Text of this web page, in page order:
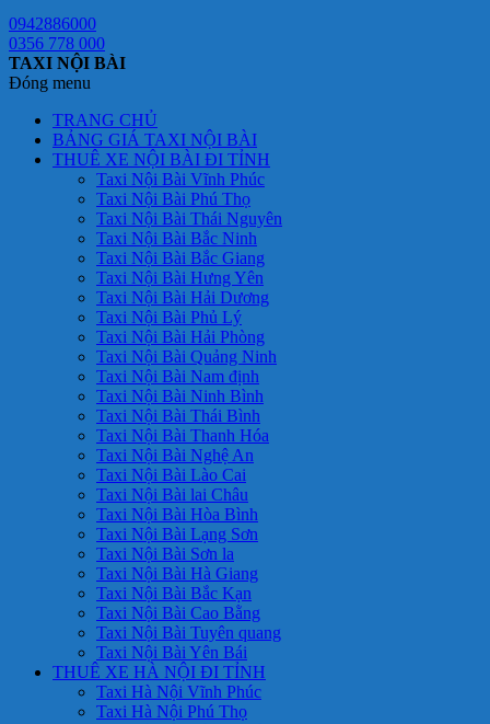
0942886000
0356 778 000
TAXI NỘI BÀI
Đóng menu
TRANG CHỦ
BẢNG GIÁ TAXI NỘI BÀI
THUÊ XE NỘI BÀI ĐI TỈNH
Taxi Nội Bài Vĩnh Phúc
Taxi Nội Bài Phú Thọ
Taxi Nội Bài Thái Nguyên
Taxi Nội Bài Bắc Ninh
Taxi Nội Bài Bắc Giang
Taxi Nội Bài Hưng Yên
Taxi Nội Bài Hải Dương
Taxi Nội Bài Phủ Lý
Taxi Nội Bài Hải Phòng
Taxi Nội Bài Quảng Ninh
Taxi Nội Bài Nam định
Taxi Nội Bài Ninh Bình
Taxi Nội Bài Thái Bình
Taxi Nội Bài Thanh Hóa
Taxi Nội Bài Nghệ An
Taxi Nội Bài Lào Cai
Taxi Nội Bài lai Châu
Taxi Nội Bài Hòa Bình
Taxi Nội Bài Lạng Sơn
Taxi Nội Bài Sơn la
Taxi Nội Bài Hà Giang
Taxi Nội Bài Bắc Kạn
Taxi Nội Bài Cao Bằng
Taxi Nội Bài Tuyên quang
Taxi Nội Bài Yên Bái
THUÊ XE HÀ NỘI ĐI TỈNH
Taxi Hà Nội Vĩnh Phúc
Taxi Hà Nội Phú Thọ